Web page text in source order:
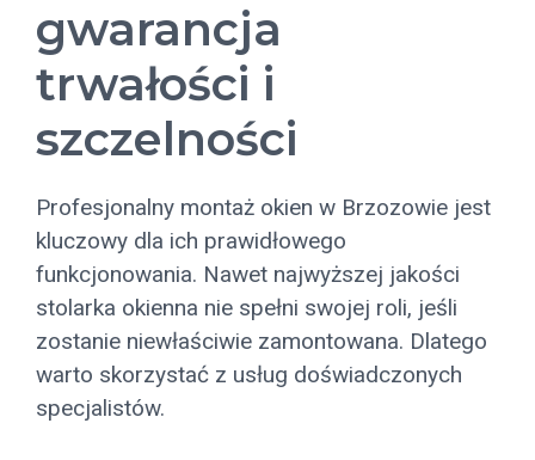
gwarancja
trwałości i
szczelności
Profesjonalny montaż okien w Brzozowie jest
kluczowy dla ich prawidłowego
funkcjonowania. Nawet najwyższej jakości
stolarka okienna nie spełni swojej roli, jeśli
zostanie niewłaściwie zamontowana. Dlatego
warto skorzystać z usług doświadczonych
specjalistów.